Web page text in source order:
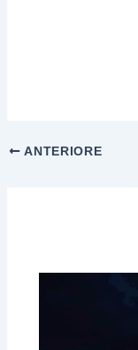
ANTERIORE